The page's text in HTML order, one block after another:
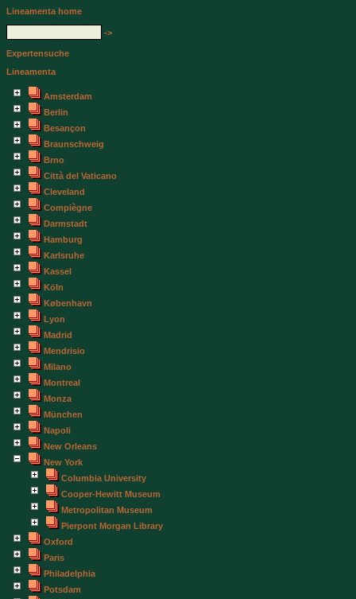
Lineamenta home
->
Expertensuche
Lineamenta
Amsterdam
Berlin
Besançon
Braunschweig
Brno
Città del Vaticano
Cleveland
Compiègne
Darmstadt
Hamburg
Karlsruhe
Kassel
Köln
København
Lyon
Madrid
Mendrisio
Milano
Montreal
Monza
München
Napoli
New Orleans
New York
Columbia University
Cooper-Hewitt Museum
Metropolitan Museum
Pierpont Morgan Library
Oxford
Paris
Philadelphia
Potsdam